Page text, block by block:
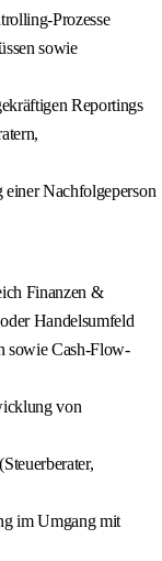
Prozesse
sowie
Reportings
einer Nachfolgeperson
Finanzen &
Handelsumfeld
sowie Cash-Flow-
von
im Umgang mit